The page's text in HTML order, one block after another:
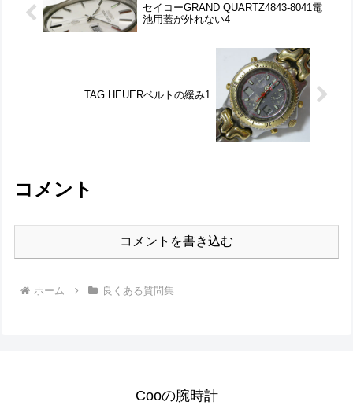
セイコーGRAND QUARTZ4843-8041電
池用蓋が外れない4
TAG HEUERベルトの緩み1
コメント
コメントを書き込む
ホーム 良くある質問集
Cooの腕時計